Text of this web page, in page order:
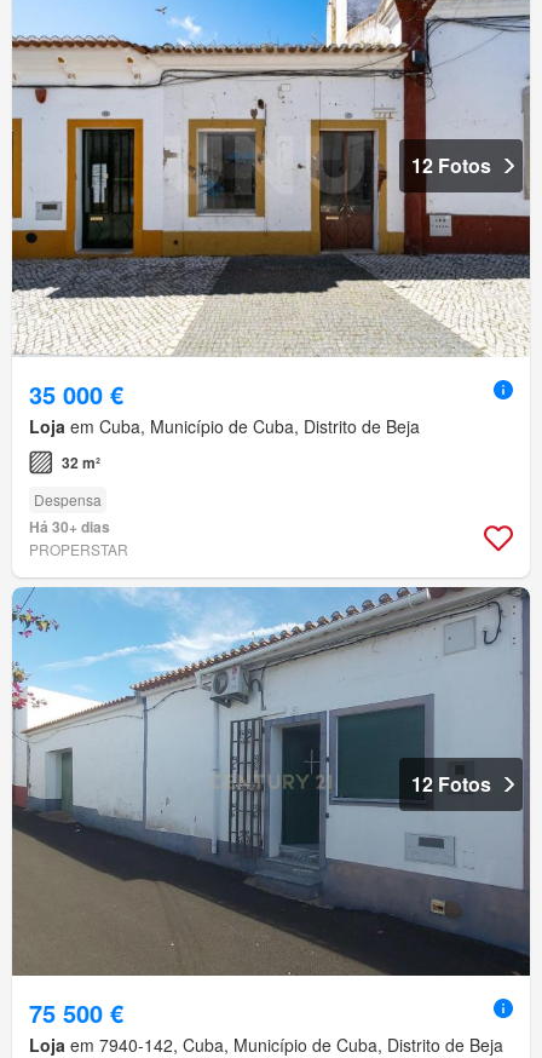
12 Fotos
35 000 €
Loja em Cuba, Município de Cuba, Distrito de Beja
32 m²
Despensa
Há 30+ dias
PROPERSTAR
12 Fotos
75 500 €
Loja em 7940-142, Cuba, Município de Cuba, Distrito de Beja